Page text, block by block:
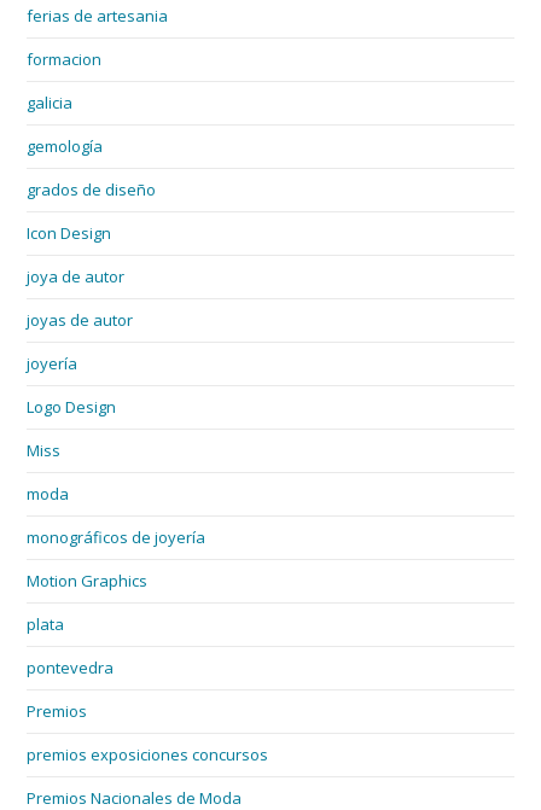
ferias de artesania
formacion
galicia
gemología
grados de diseño
Icon Design
joya de autor
joyas de autor
joyería
Logo Design
Miss
moda
monográficos de joyería
Motion Graphics
plata
pontevedra
Premios
premios exposiciones concursos
Premios Nacionales de Moda